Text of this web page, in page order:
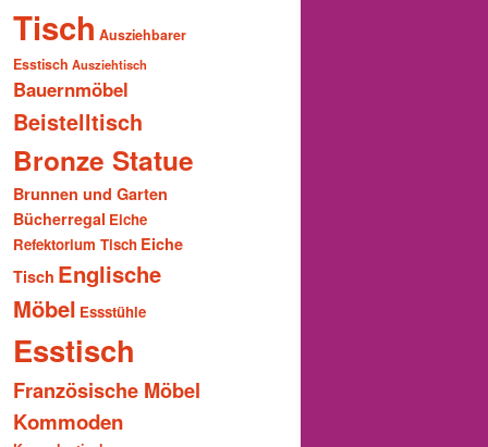
Tisch Ausziehbarer
Esstisch Ausziehtisch
Bauernmöbel
Beistelltisch
Bronze Statue
Brunnen und Garten
Bücherregal Eiche
Refektorium Tisch Eiche
Tisch Englische
Möbel Essstühle
Esstisch
Französische Möbel
Kommoden